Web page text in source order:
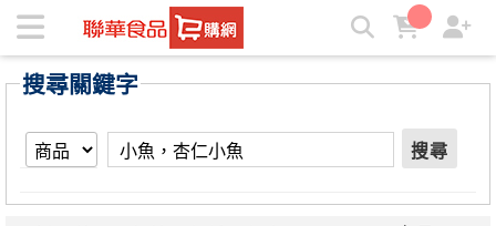
【小魚，杏仁小魚】搜尋結果 | ★聯華食品e購網★
搜尋關鍵字
搜尋